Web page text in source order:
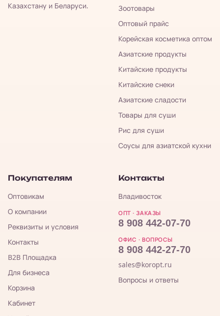
Казахстану и Беларуси.
Зоотовары
Оптовый прайс
Корейская косметика оптом
Азиатские продукты
Китайские продукты
Китайские снеки
Азиатские сладости
Товары для суши
Рис для суши
Соусы для азиатской кухни
Покупателям
Оптовикам
О компании
Реквизиты и условия
Контакты
B2B Площадка
Для бизнеса
Корзина
Кабинет
Контакты
Владивосток
ОПТ · ЗАКАЗЫ
8 908 442-07-70
ОФИС · ВОПРОСЫ
8 908 442-27-70
sales@koropt.ru
Вопросы и ответы